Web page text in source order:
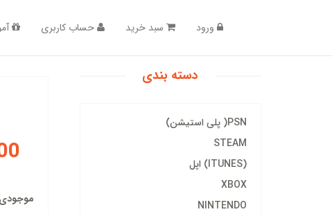
حساب کاربری سبد خرید ورود
دسته بندی
PSN( پلی استیشن)
STEAM
(ITUNES) اپل
XBOX
NINTENDO